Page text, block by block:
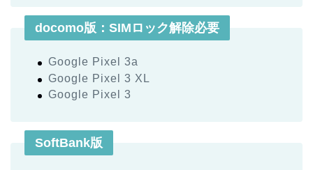
docomo版：SIMロック解除必要
Google Pixel 3a
Google Pixel 3 XL
Google Pixel 3
SoftBank版